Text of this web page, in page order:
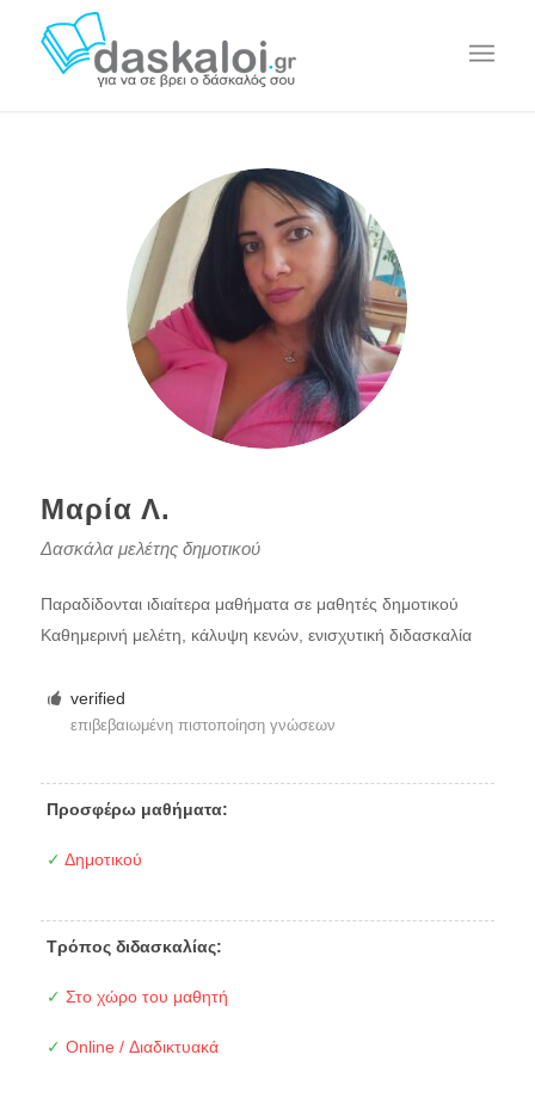
Μαρία Λ.
Δασκάλα μελέτης δημοτικού
Παραδίδονται ιδιαίτερα μαθήματα σε μαθητές δημοτικού
Καθημερινή μελέτη, κάλυψη κενών, ενισχυτική διδασκαλία
verified
επιβεβαιωμένη πιστοποίηση γνώσεων
Προσφέρω μαθήματα:
✓ Δημοτικού
Τρόπος διδασκαλίας:
✓ Στο χώρο του μαθητή
✓ Online / Διαδικτυακά